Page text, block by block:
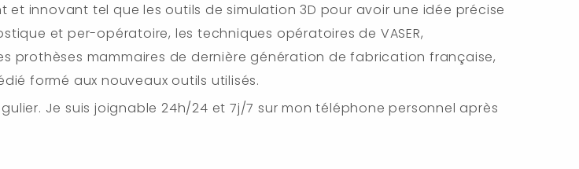
innovant tel que les outils de simulation 3D pour avoir une idée précise
et per-opératoire, les techniques opératoires de VASER,
prothèses mammaires de dernière génération de fabrication française,
formé aux nouveaux outils utilisés.
Je suis joignable 24h/24 et 7j/7 sur mon téléphone personnel après